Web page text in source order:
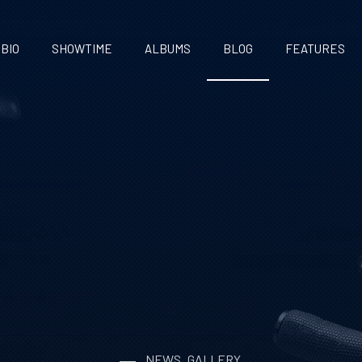
BIO SHOWTIME ALBUMS BLOG FEATURES